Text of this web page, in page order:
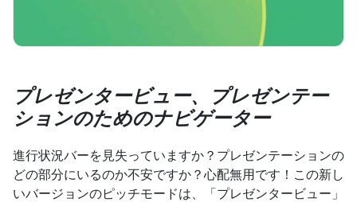
プレゼンタービュー、プレゼンテー
ションのためのナビゲーター
進行状況バーを見失っていますか？プレゼンテーションの
どの部分にいるのか不安ですか？心配無用です！この新し
いバージョンのピッチモードは、「プレゼンタービュー」